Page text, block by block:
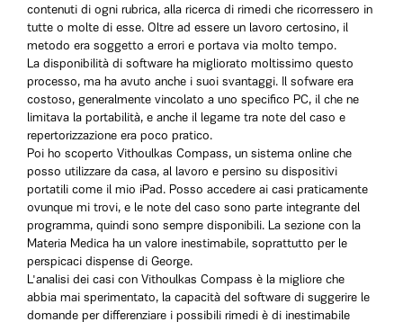
contenuti di ogni rubrica, alla ricerca di rimedi che ricorressero in
tutte o molte di esse. Oltre ad essere un lavoro certosino, il
metodo era soggetto a errori e portava via molto tempo.
La disponibilità di software ha migliorato moltissimo questo
processo, ma ha avuto anche i suoi svantaggi. Il sofware era
costoso, generalmente vincolato a uno specifico PC, il che ne
limitava la portabilità, e anche il legame tra note del caso e
repertorizzazione era poco pratico.
Poi ho scoperto Vithoulkas Compass, un sistema online che
posso utilizzare da casa, al lavoro e persino su dispositivi
portatili come il mio iPad. Posso accedere ai casi praticamente
ovunque mi trovi, e le note del caso sono parte integrante del
programma, quindi sono sempre disponibili. La sezione con la
Materia Medica ha un valore inestimabile, soprattutto per le
perspicaci dispense di George.
L'analisi dei casi con Vithoulkas Compass è la migliore che
abbia mai sperimentato, la capacità del software di suggerire le
domande per differenziare i possibili rimedi è di inestimabile